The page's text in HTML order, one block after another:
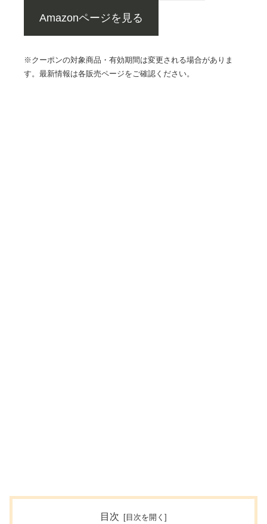
Amazonページを見る
※クーポンの対象商品・有効期間は変更される場合がありま
す。最新情報は各販売ページをご確認ください。
目次